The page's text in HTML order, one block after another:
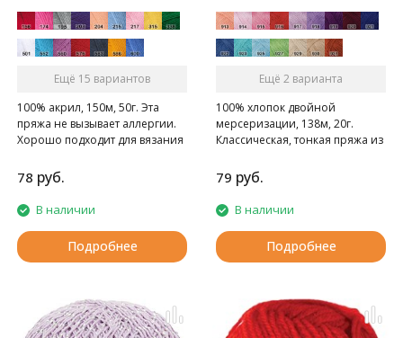
Ещё 15 вариантов
100% акрил, 150м, 50г. Эта
пряжа не вызывает аллергии.
Хорошо подходит для вязания
78 руб.
В наличии
Подробнее
Ещё 2 варианта
100% хлопок двойной
мерсеризации, 138м, 20г.
Классическая, тонкая пряжа из
отливом, для вязания кружева,
скатертей, штор, вышивания,
для вязания ажурной одежды.
79 руб.
В наличии
Подробнее